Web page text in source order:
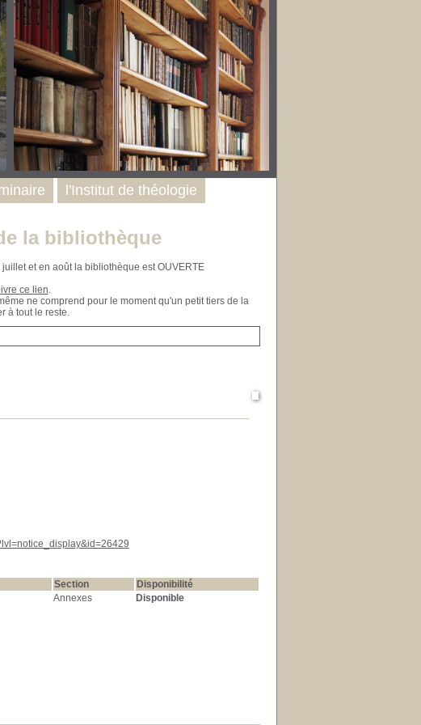
la bibliothèque
et en août la bibliothèque est OUVERTE
ce lien.
ne comprend pour le moment qu'un petit tiers de la
à tout le reste.
Section
Disponibilité
Annexes Disponible
l'Institut de théologie